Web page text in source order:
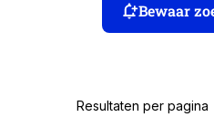
Bewaar
Resultaten per pagina